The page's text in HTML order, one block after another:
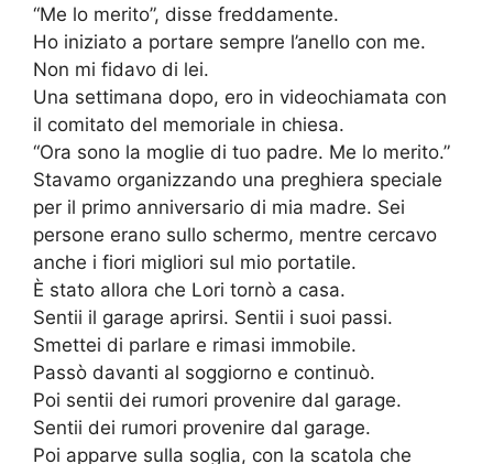
“Me lo merito”, disse freddamente.
Ho iniziato a portare sempre l’anello con me.
Non mi fidavo di lei.
Una settimana dopo, ero in videochiamata con
il comitato del memoriale in chiesa.
“Ora sono la moglie di tuo padre. Me lo merito.”
Stavamo organizzando una preghiera speciale
per il primo anniversario di mia madre. Sei
persone erano sullo schermo, mentre cercavo
anche i fiori migliori sul mio portatile.
È stato allora che Lori tornò a casa.
Sentii il garage aprirsi. Sentii i suoi passi.
Smettei di parlare e rimasi immobile.
Passò davanti al soggiorno e continuò.
Poi sentii dei rumori provenire dal garage.
Sentii dei rumori provenire dal garage.
Poi apparve sulla soglia, con la scatola che